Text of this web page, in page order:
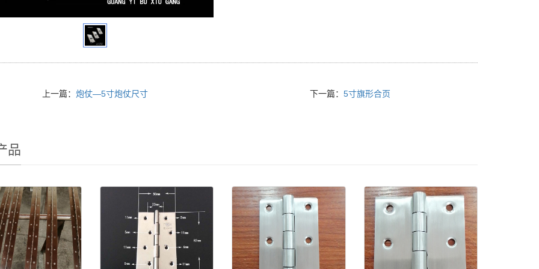
上一篇：炮仗—5寸炮仗尺寸 下一篇：5寸旗形合页
品